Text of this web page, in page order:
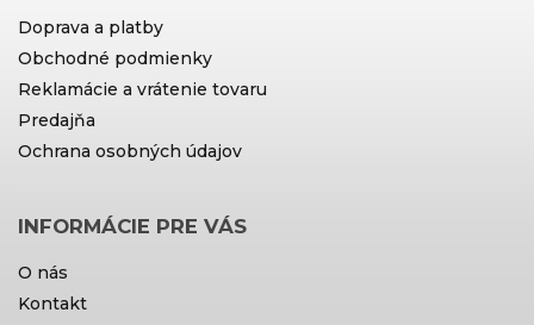
Doprava a platby
Obchodné podmienky
Reklamácie a vrátenie tovaru
Predajňa
Ochrana osobných údajov
INFORMÁCIE PRE VÁS
O nás
Kontakt